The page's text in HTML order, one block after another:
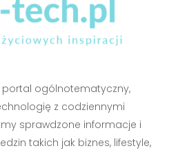
ogólnotematyczny,
z codziennymi
sprawdzone informacje i
takich jak biznes, lifestyle,